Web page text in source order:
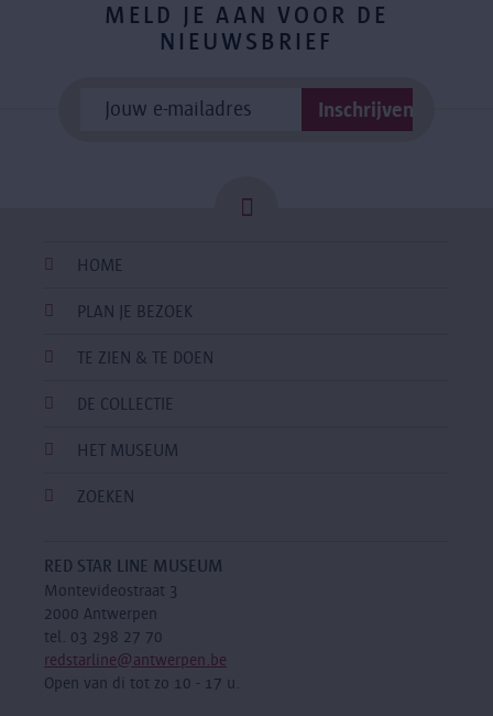
MELD JE AAN VOOR DE
NIEUWSBRIEF
HOME
PLAN JE BEZOEK
TE ZIEN & TE DOEN
DE COLLECTIE
HET MUSEUM
ZOEKEN
RED STAR LINE MUSEUM
Montevideostraat 3
2000 Antwerpen
tel. 03 298 27 70
redstarline@antwerpen.be
Open van di tot zo 10 - 17 u.